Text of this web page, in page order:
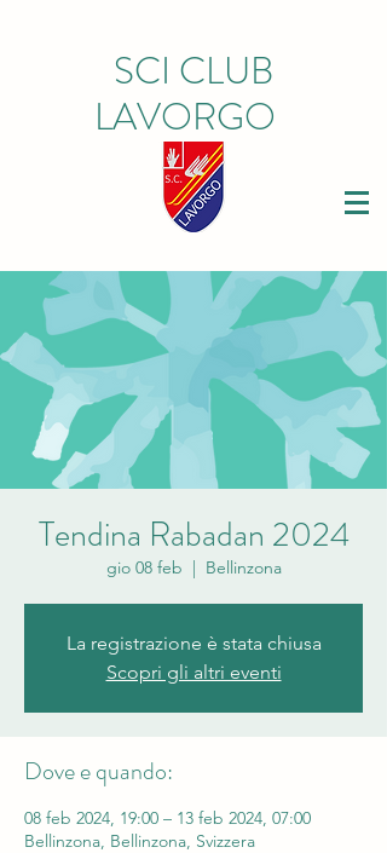
SCI CLUB
LAVORGO
Tendina Rabadan 2024
gio 08 feb
  |
Bellinzona
La registrazione è stata chiusa
Scopri gli altri eventi
Dove e quando:
08 feb 2024, 19:00 – 13 feb 2024, 07:00
Bellinzona, Bellinzona, Svizzera